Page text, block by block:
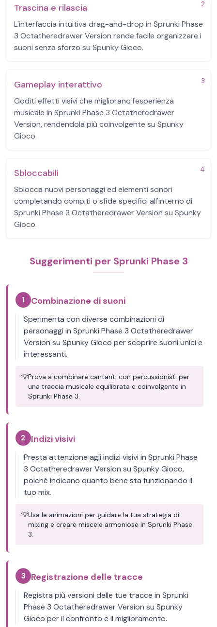
2
Trascina e rilascia
L'interfaccia intuitiva drag-and-drop in Sprunki Phase
3 Octatheredrawer Version rende facile organizzare i
suoni senza sforzo su Spunky Gioco.
3
Gameplay interattivo
Goditi effetti visivi che migliorano l'esperienza
musicale in Sprunki Phase 3 Octatheredrawer
Version, rendendola più coinvolgente su Spunky
Gioco.
4
Sbloccabili
Sblocca nuovi personaggi ed elementi sonori
completando compiti o sfide specifici all'interno di
Sprunki Phase 3 Octatheredrawer Version su Spunky
Gioco.
Suggerimenti per Sprunki Phase 3
1 Combinazione di suoni
Sperimenta con diverse combinazioni di
personaggi in Sprunki Phase 3 Octatheredrawer
Version su Spunky Gioco per scoprire suoni unici e
interessanti.
💡Prova a combinare cantanti con percussionisti per
una traccia musicale equilibrata e coinvolgente in
Sprunki Phase 3.
2 Indizi visivi
Presta attenzione agli indizi visivi in Sprunki Phase
3 Octatheredrawer Version su Spunky Gioco,
poiché indicano quanto bene sta funzionando il
tuo mix.
💡Usa le animazioni per guidare la tua strategia di
mixing e creare miscele armoniose in Sprunki Phase
3.
3 Registrazione delle tracce
Registra più versioni delle tue tracce in Sprunki
Phase 3 Octatheredrawer Version su Spunky
Gioco per il confronto e il miglioramento.